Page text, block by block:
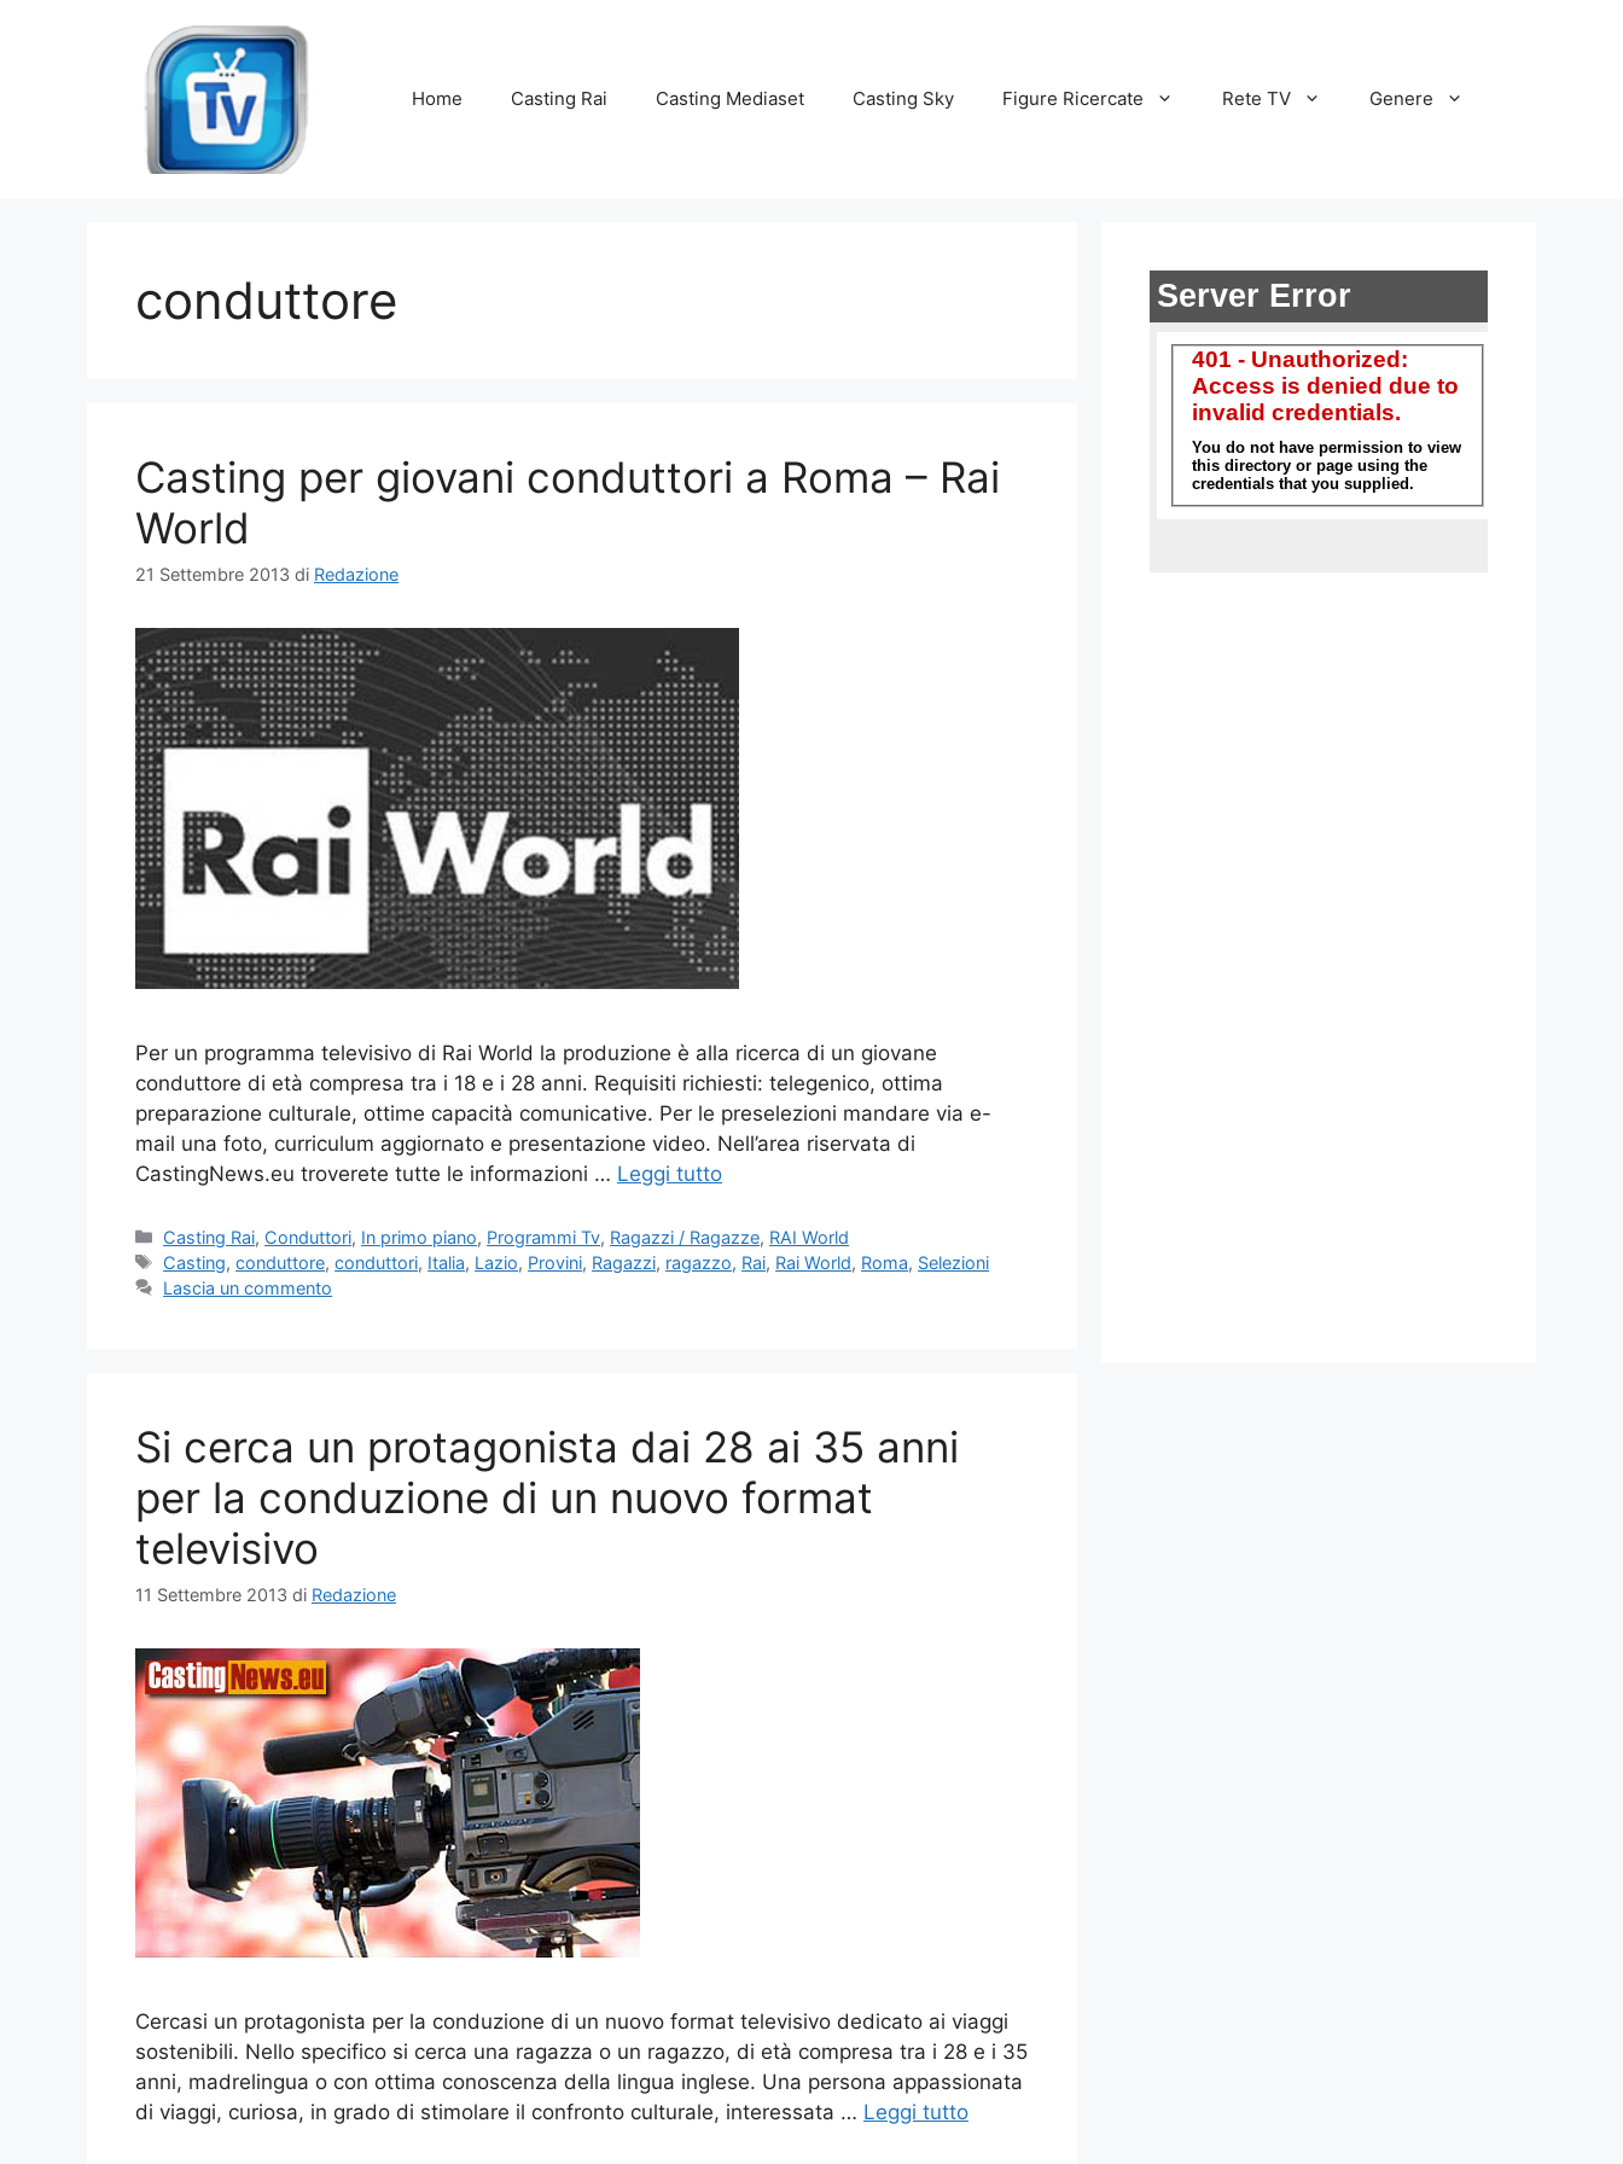
Home Casting Rai Casting Mediaset Casting Sky Figure Ricercate Rete TV Genere
conduttore
Casting per giovani conduttori a Roma – Rai
World
21 Settembre 2013 di Redazione
Per un programma televisivo di Rai World la produzione è alla ricerca di un giovane
conduttore di età compresa tra i 18 e i 28 anni. Requisiti richiesti: telegenico, ottima
preparazione culturale, ottime capacità comunicative. Per le preselezioni mandare via e-
mail una foto, curriculum aggiornato e presentazione video. Nell’area riservata di
CastingNews.eu troverete tutte le informazioni … Leggi tutto
Categorie
Casting Rai, Conduttori, In primo piano, Programmi Tv, Ragazzi / Ragazze, RAI World
Tag
Casting,conduttore,conduttori, Italia, Lazio, Provini, Ragazzi, ragazzo, Rai, Rai World, Roma, Selezioni
Lascia un commento
Si cerca un protagonista dai 28 ai 35 anni
per la conduzione di un nuovo format
televisivo
11 Settembre 2013 di Redazione
Cercasi un protagonista per la conduzione di un nuovo format televisivo dedicato ai viaggi
sostenibili. Nello specifico si cerca una ragazza o un ragazzo, di età compresa tra i 28 e i 35
anni, madrelingua o con ottima conoscenza della lingua inglese. Una persona appassionata
di viaggi, curiosa, in grado di stimolare il confronto culturale, interessata … Leggi tutto